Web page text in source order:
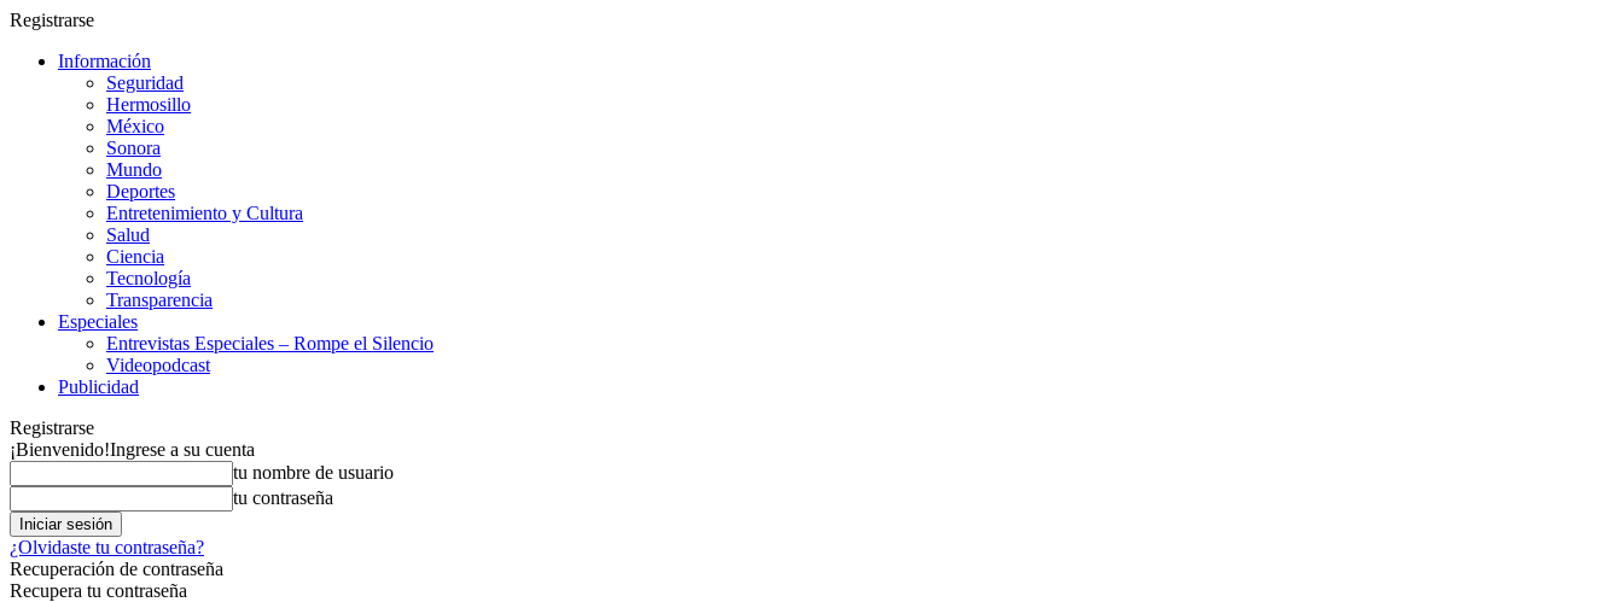
Registrarse
Información
Seguridad
Hermosillo
México
Sonora
Mundo
Deportes
Entretenimiento y Cultura
Salud
Ciencia
Tecnología
Transparencia
Especiales
Entrevistas Especiales – Rompe el Silencio
Videopodcast
Publicidad
Registrarse
¡Bienvenido!Ingrese a su cuenta
tu nombre de usuario
tu contraseña
¿Olvidaste tu contraseña?
Recuperación de contraseña
Recupera tu contraseña